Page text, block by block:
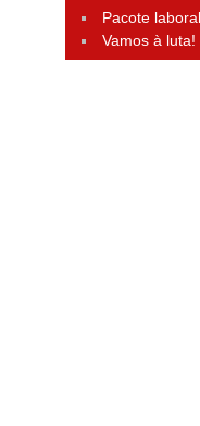
Pacote
Vamos à